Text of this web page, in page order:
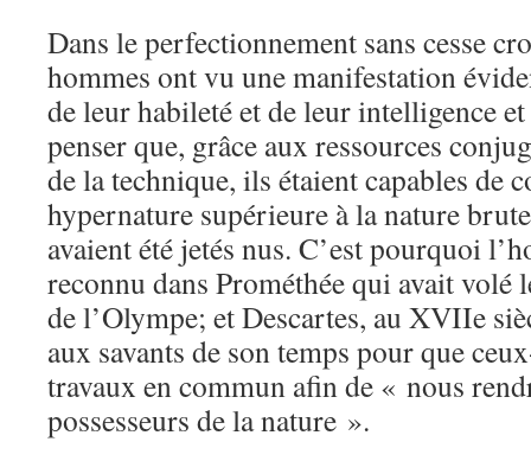
Dans le perfectionnement sans cesse
hommes ont vu une manifestation
de leur habileté et de leur intelligence
penser que, grâce aux ressources
de la technique, ils étaient capables de
hypernature supérieure à la nature
avaient été jetés nus. C’est pourquoi
reconnu dans Prométhée qui avait volé
de l’Olympe; et Descartes, au XVIIe
aux savants de son temps pour que
travaux en commun afin de « nous
possesseurs de la nature ».